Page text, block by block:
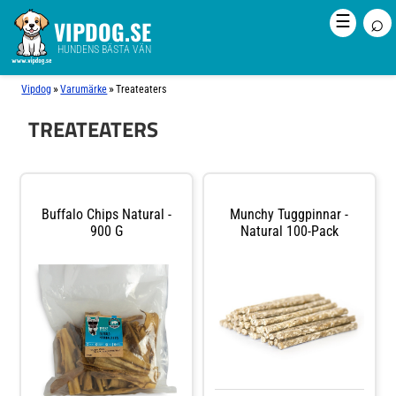
VIPDOG.SE
HUNDENS BÄSTA VÄN
☰ ⌕
Vipdog »Varumärke »Treateaters
TREATEATERS
Buffalo Chips Natural -
900 G
Munchy Tuggpinnar -
Natural 100-Pack